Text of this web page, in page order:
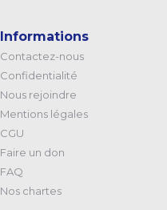
Informations
Contactez-nous
Confidentialité
Nous rejoindre
Mentions légales
CGU
Faire un don
FAQ
Nos chartes